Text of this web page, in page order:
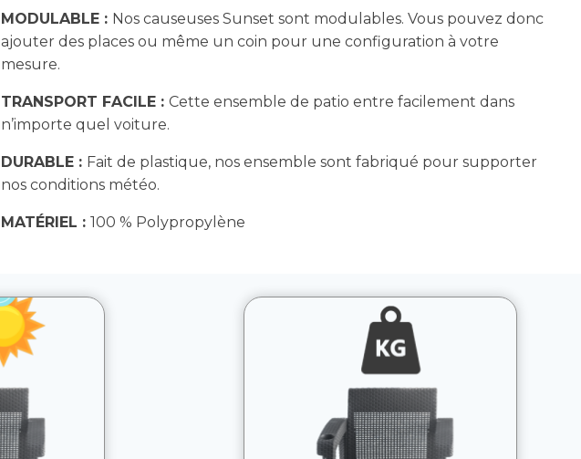
MODULABLE : Nos causeuses Sunset sont modulables. Vous pouvez donc
ajouter des places ou même un coin pour une configuration à votre
mesure.
TRANSPORT FACILE : Cette ensemble de patio entre facilement dans
n’importe quel voiture.
DURABLE : Fait de plastique, nos ensemble sont fabriqué pour supporter
nos conditions météo.
MATÉRIEL : 100 % Polypropylène